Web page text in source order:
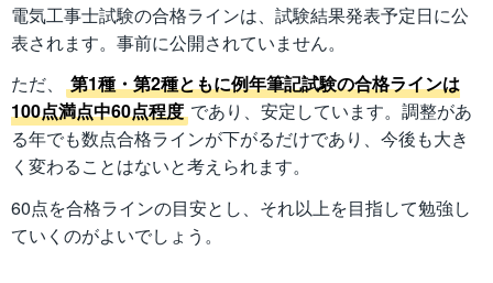
電気工事士試験の合格ラインは、試験結果発表予定日に公
表されます。事前に公開されていません。
ただ、
第1種・第2種ともに例年筆記試験の合格ラインは
100点満点中60点程度 であり、安定しています。調整があ
る年でも数点合格ラインが下がるだけであり、今後も大き
く変わることはないと考えられます。
60点を合格ラインの目安とし、それ以上を目指して勉強し
ていくのがよいでしょう。